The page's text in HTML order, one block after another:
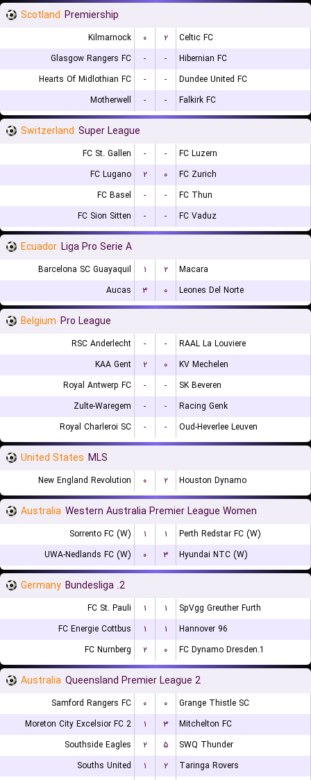
Scotland Premiership
Kilmarnock ۰ ۲
Celtic FC
Glasgow Rangers FC
- -
Hibernian FC
Hearts Of Midlothian FC
- -
Dundee United FC
Motherwell
- - Falkirk FC
Switzerland Super League
FC St. Gallen - -
FC Luzern
FC Lugano
۲ ۰
FC Zurich
FC Basel
- -
FC Thun
FC Sion Sitten
- - FC Vaduz
Ecuador Liga Pro Serie A
Barcelona SC Guayaquil ۱ ۲
Macara
Aucas
۳ ۰ Leones Del Norte
Belgium Pro League
RSC Anderlecht - -
RAAL La Louviere
KAA Gent
۲ ۰
KV Mechelen
Royal Antwerp FC
- -
SK Beveren
Zulte-Waregem
- -
Racing Genk
Royal Charleroi SC
- - Oud-Heverlee Leuven
United States MLS
New England Revolution ۰ ۲ Houston Dynamo
Australia Western Australia Premier League Women
Sorrento FC (W) ۱ ۱
Perth Redstar FC (W)
UWA-Nedlands FC (W)
۰ ۳ Hyundai NTC (W)
Germany 2. Bundesliga
FC St. Pauli ۱ ۱
SpVgg Greuther Furth
FC Energie Cottbus
۱ ۱
Hannover 96
FC Nurnberg
۲ ۰ 1.FC Dynamo Dresden
Australia Queensland Premier League 2
Samford Rangers FC ۰ ۰
Grange Thistle SC
Moreton City Excelsior FC 2
۱ ۳
Mitchelton FC
Southside Eagles
۲ ۵
SWQ Thunder
Souths United
۱ ۲ Taringa Rovers